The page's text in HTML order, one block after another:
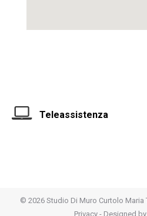
Teleassistenza
© 2026 Studio Di Muro Curtolo Maria
Privacy - Designed by